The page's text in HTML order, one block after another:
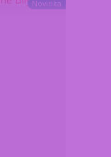
Novinka